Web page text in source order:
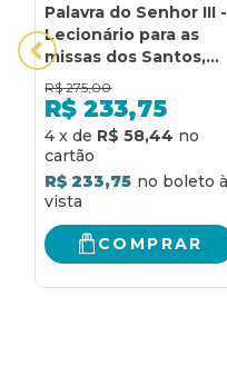
Palavra do Senhor III -
Lecionário para as
missas dos Santos,
dos comuns, para
diversas
necessidades e
votivas: lecionário
para as missas dos
santos, dos comuns,
para diversas
necessidades e
votivas
R$ 275,00
R$ 233,75
4 x de R$ 58,44
R$ 233,75
COMPRAR